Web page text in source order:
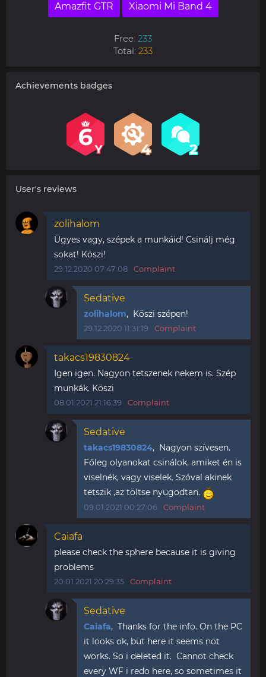
Amazfit GTR Xiaomi Mi Band 4
Free: 233
Total: 233
Achievements badges
User's reviews
zolihalom
Ügyes vagy, szépek a munkáid! Csinálj még
sokat! Köszi!
29.12.2020 07:47:08 Complaint
Sedative
zolihalom, Köszi szépen!
29.12.2020 11:31:19 Complaint
takacs19830824
Igen igen. Nagyon tetszenek nekem is. Szép
munkák. Köszi
08.01.2021 21:16:39 Complaint
Sedative
takacs19830824, Nagyon szívesen.
Főleg olyanokat csinálok, amiket én is
viselnék, vagy viselek. Szóval akinek
tetszik ,az töltse nyugodtan.
09.01.2021 00:27:06 Complaint
Caiafa
please check the sphere because it is giving
problems
20.01.2021 20:29:35 Complaint
Sedative
Caiafa, Thanks for the info. On the PC
it looks ok, but here it seems not
works. So i deleted it. Cannot check
every WF i redo here, so sometimes it